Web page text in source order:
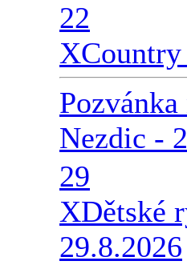
22
X
Nezdic -
29
XDětské
29.8.2026